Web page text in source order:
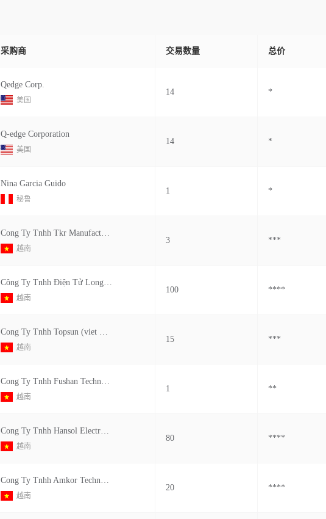
采购商 交易数量 总价
Qedge Corp.
美国
14 *
Q-edge Corporation
美国
14 *
Nina Garcia Guido
秘鲁
1 *
Cong Ty Tnhh Tkr Manufacturing Viet Nam
越南
3 ***
Công Ty Tnhh Điện Tử Longcheer Meiko Việt Nam
越南
100 ****
Cong Ty Tnhh Topsun (viet Nam)
越南
15 ***
Cong Ty Tnhh Fushan Technology (viet Nam)
越南
1 **
Cong Ty Tnhh Hansol Electronics Viet Nam
越南
80 ****
Cong Ty Tnhh Amkor Technology Viet Nam
越南
20 ****